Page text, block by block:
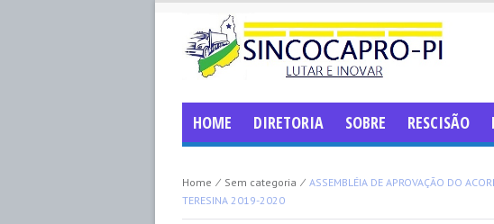
HOME DIRETORIA SOBRE RESCISÃO
Home ⁄ Sem categoria ⁄ ASSEMBLÉIA DE APROVAÇÃO DO
TERESINA 2019-2020